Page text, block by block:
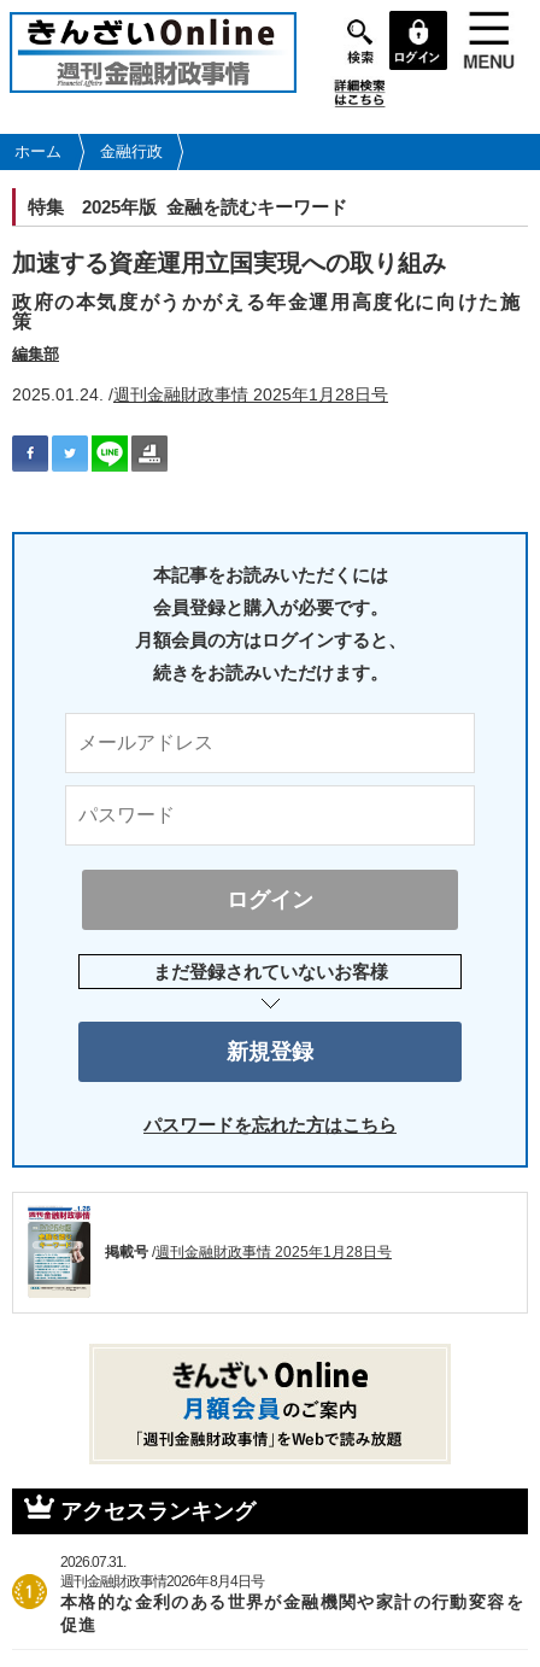
メ
イ
コ
ン
ツ
に
移
動
ホーム 金融行政
特集 2025年版 金融を読むキーワード
加速する資産運用立国実現への取り組み
政府の本気度がうかがえる年金運用高度化に向けた施
策
編集部
2025.01.24. /週刊金融財政事情 2025年1月28日号
本記事をお読みいただくには
会員登録と購入が必要です。
月額会員の方はログインすると、
続きをお読みいただけます。
まだ登録されていないお客様
パスワードを忘れた方はこちら
掲載号 /週刊金融財政事情 2025年1月28日号
アクセスランキング
2026.07.31.
週刊金融財政事情2026年8月4日号
本格的な金利のある世界が金融機関や家計の行動変容を
促進